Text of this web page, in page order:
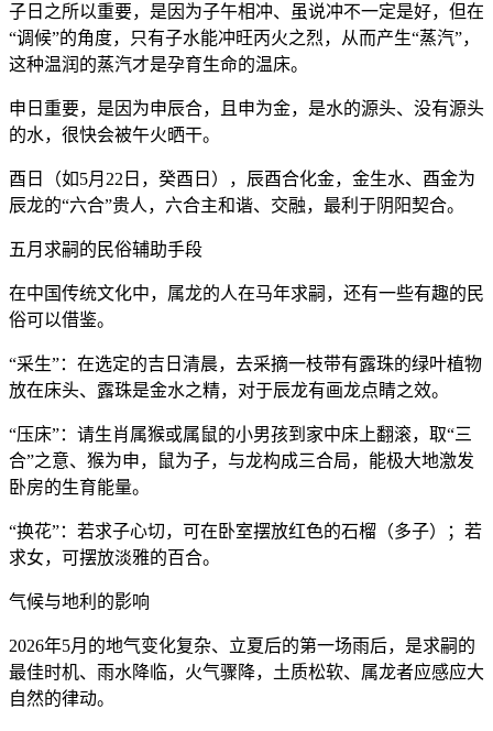
子日之所以重要，是因为子午相冲、虽说冲不一定是好，但在
“调候”的角度，只有子水能冲旺丙火之烈，从而产生“蒸汽”，
这种温润的蒸汽才是孕育生命的温床。
申日重要，是因为申辰合，且申为金，是水的源头、没有源头
的水，很快会被午火晒干。
酉日（如5月22日，癸酉日），辰酉合化金，金生水、酉金为
辰龙的“六合”贵人，六合主和谐、交融，最利于阴阳契合。
五月求嗣的民俗辅助手段
在中国传统文化中，属龙的人在马年求嗣，还有一些有趣的民
俗可以借鉴。
“采生”：在选定的吉日清晨，去采摘一枝带有露珠的绿叶植物
放在床头、露珠是金水之精，对于辰龙有画龙点睛之效。
“压床”：请生肖属猴或属鼠的小男孩到家中床上翻滚，取“三
合”之意、猴为申，鼠为子，与龙构成三合局，能极大地激发
卧房的生育能量。
“换花”：若求子心切，可在卧室摆放红色的石榴（多子）；若
求女，可摆放淡雅的百合。
气候与地利的影响
2026年5月的地气变化复杂、立夏后的第一场雨后，是求嗣的
最佳时机、雨水降临，火气骤降，土质松软、属龙者应感应大
自然的律动。